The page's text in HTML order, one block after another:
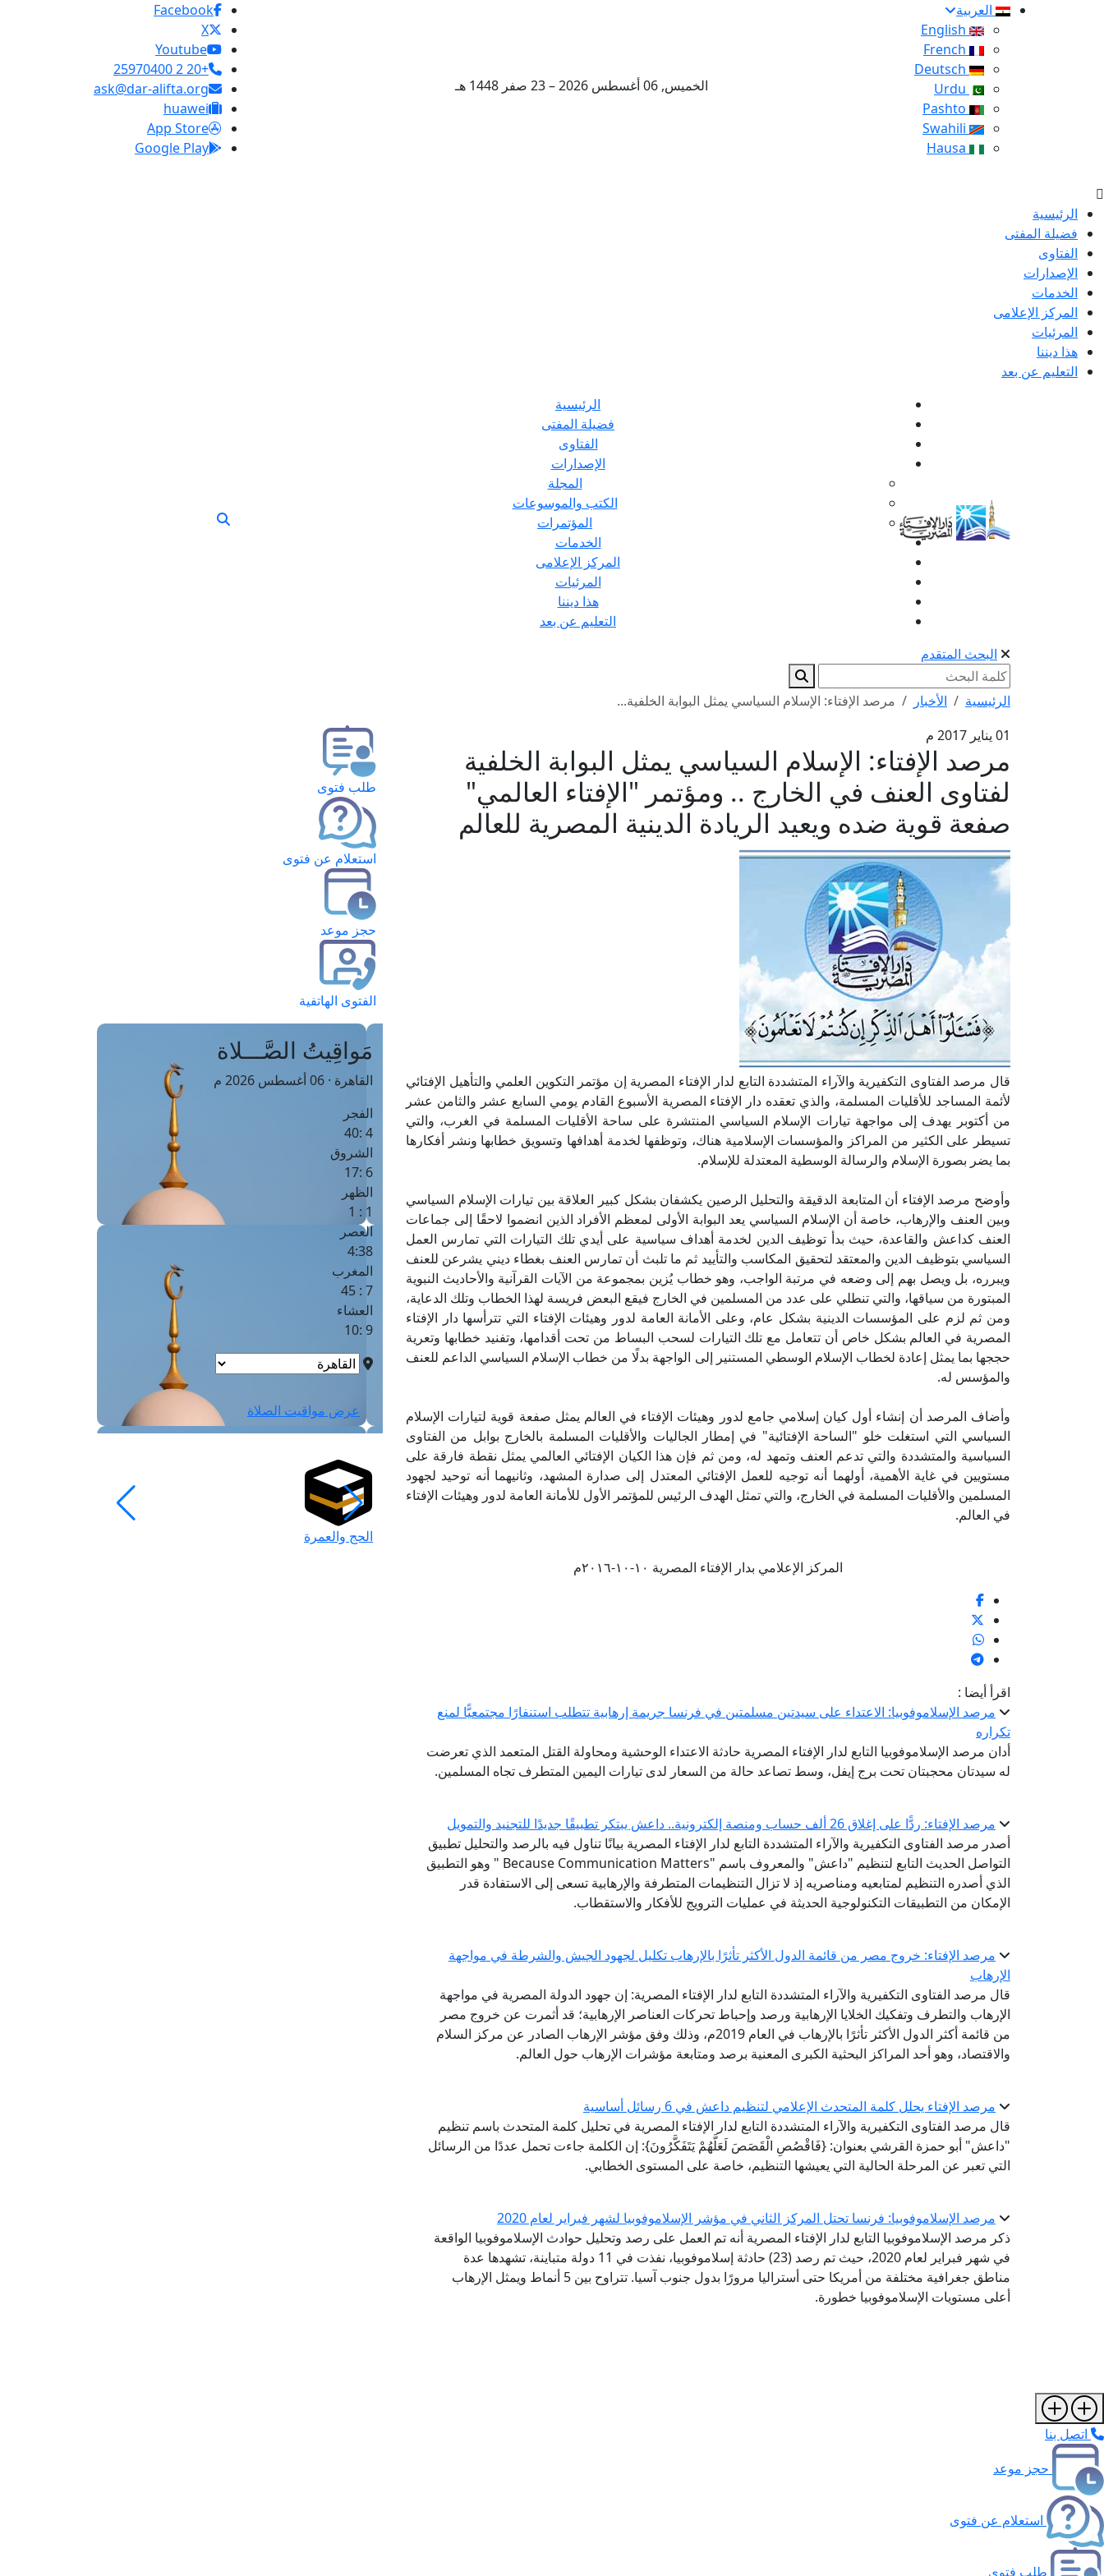
العربية
الخميس, 06 أغسطس 2026 – 23 صفر 1448 هـ
Facebook
X
Youtube
+20 2 25970400
ask@dar-alifta.org
huawei
App Store
Google Play
الرئيسية
فضيلة المفتى
الفتاوى
الإصدارات
الخدمات
المركز الإعلامى
المرئيات
هذا ديننا
التعليم عن بعد
الرئيسية
فضيلة المفتى
الفتاوى
الإصدارات
المجلة
الكتب والموسوعات
المؤتمرات
الخدمات
المركز الإعلامى
المرئيات
هذا ديننا
التعليم عن بعد
البحث المتقدم
الرئيسية الأخبار
مرصد الإفتاء: الإسلام السياسي يمثل البوابة الخلفية...
01 يناير 2017 م
مرصد الإفتاء: الإسلام السياسي يمثل البوابة الخلفية
لفتاوى العنف في الخارج .. ومؤتمر "الإفتاء العالمي"
صفعة قوية ضده ويعيد الريادة الدينية المصرية للعالم
قال مرصد الفتاوى التكفيرية والآراء المتشددة التابع لدار الإفتاء المصرية إن مؤتمر التكوين العلمي والتأهيل الإفتائي
لأئمة المساجد للأقليات المسلمة، والذي تعقده دار الإفتاء المصرية الأسبوع القادم يومي السابع عشر والثامن عشر
من أكتوبر يهدف إلى مواجهة تيارات الإسلام السياسي المنتشرة على ساحة الأقليات المسلمة في الغرب، والتي
تسيطر على الكثير من المراكز والمؤسسات الإسلامية هناك، وتوظفها لخدمة أهدافها وتسويق خطابها ونشر أفكارها
بما يضر بصورة الإسلام والرسالة الوسطية المعتدلة للإسلام.
وأوضح مرصد الإفتاء أن المتابعة الدقيقة والتحليل الرصين يكشفان بشكل كبير العلاقة بين تيارات الإسلام السياسي
وبين العنف والإرهاب، خاصة أن الإسلام السياسي يعد البوابة الأولى لمعظم الأفراد الذين انضموا لاحقًا إلى جماعات
العنف كداعش والقاعدة، حيث بدأ توظيف الدين لخدمة أهداف سياسية على أيدي تلك التيارات التي تمارس العمل
السياسي بتوظيف الدين والمعتقد لتحقيق المكاسب والتأييد ثم ما تلبث أن تمارس العنف بغطاء ديني يشرعن للعنف
ويبرره، بل ويصل بهم إلى وضعه في مرتبة الواجب، وهو خطاب يُزين بمجموعة من الآيات القرآنية والأحاديث النبوية
المبتورة من سياقها، والتي تنطلي على عدد من المسلمين في الخارج فيقع البعض فريسة لهذا الخطاب وتلك الدعاية،
ومن ثم لزم على المؤسسات الدينية بشكل عام، وعلى الأمانة العامة لدور وهيئات الإفتاء التي تترأسها دار الإفتاء
المصرية في العالم بشكل خاص أن تتعامل مع تلك التيارات لسحب البساط من تحت أقدامها، وتفنيد خطابها وتعرية
حججها بما يمثل إعادة لخطاب الإسلام الوسطي المستنير إلى الواجهة بدلًا من خطاب الإسلام السياسي الداعم للعنف
والمؤسس له.
وأضاف المرصد أن إنشاء أول كيان إسلامي جامع لدور وهيئات الإفتاء في العالم يمثل صفعة قوية لتيارات الإسلام
السياسي التي استغلت خلو "الساحة الإفتائية" في إمطار الجاليات والأقليات المسلمة بالخارج بوابل من الفتاوى
السياسية والمتشددة والتي تدعم العنف وتمهد له، ومن ثم فإن هذا الكيان الإفتائي العالمي يمثل نقطة فارقة على
مستويين في غاية الأهمية، أولهما أنه توجيه للعمل الإفتائي المعتدل إلى صدارة المشهد، وثانيهما أنه توحيد لجهود
المسلمين والأقليات المسلمة في الخارج، والتي تمثل الهدف الرئيس للمؤتمر الأول للأمانة العامة لدور وهيئات الإفتاء
في العالم.
المركز الإعلامي بدار الإفتاء المصرية ١٠-١٠-٢٠١٦م
اقرأ أيضا :
مرصد الإسلاموفوبيا: الاعتداء على سيدتين مسلمتين في فرنسا جريمة إرهابية تتطلب استنفارًا مجتمعيًّا لمنع
تكراره
أدان مرصد الإسلاموفوبيا التابع لدار الإفتاء المصرية حادثة الاعتداء الوحشية ومحاولة القتل المتعمد الذي تعرضت
له سيدتان محجبتان تحت برج إيفل، وسط تصاعد حالة من السعار لدى تيارات اليمين المتطرف تجاه المسلمين.
مرصد الإفتاء: ردًّا على إغلاق 26 ألف حساب ومنصة إلكترونية.. داعش يبتكر تطبيقًا جديدًا للتجنيد والتمويل
أصدر مرصد الفتاوى التكفيرية والآراء المتشددة التابع لدار الإفتاء المصرية بيانًا تناول فيه بالرصد والتحليل تطبيق
التواصل الحديث التابع لتنظيم "داعش" والمعروف باسم "Because Communication Matters " وهو التطبيق
الذي أصدره التنظيم لمتابعيه ومناصريه إذ لا تزال التنظيمات المتطرفة والإرهابية تسعى إلى الاستفادة قدر
الإمكان من التطبيقات التكنولوجية الحديثة في عمليات الترويج للأفكار والاستقطاب.
مرصد الإفتاء: خروج مصر من قائمة الدول الأكثر تأثرًا بالإرهاب تكليل لجهود الجيش والشرطة في مواجهة
الإرهاب
قال مرصد الفتاوى التكفيرية والآراء المتشددة التابع لدار الإفتاء المصرية: إن جهود الدولة المصرية في مواجهة
الإرهاب والتطرف وتفكيك الخلايا الإرهابية ورصد وإحباط تحركات العناصر الإرهابية؛ قد أثمرت عن خروج مصر
من قائمة أكثر الدول الأكثر تأثرًا بالإرهاب في العام 2019م، وذلك وفق مؤشر الإرهاب الصادر عن مركز السلام
والاقتصاد، وهو أحد المراكز البحثية الكبرى المعنية برصد ومتابعة مؤشرات الإرهاب حول العالم.
مرصد الإفتاء يحلل كلمة المتحدث الإعلامي لتنظيم داعش في 6 رسائل أساسية
قال مرصد الفتاوى التكفيرية والآراء المتشددة التابع لدار الإفتاء المصرية في تحليل كلمة المتحدث باسم تنظيم
"داعش" أبو حمزة القرشي بعنوان: {فَاقْصُصِ الْقَصَصَ لَعَلَّهُمْ يَتَفَكَّرُونَ}: إن الكلمة جاءت تحمل عددًا من الرسائل
التي تعبر عن المرحلة الحالية التي يعيشها التنظيم، خاصة على المستوى الخطابي.
مرصد الإسلاموفوبيا: فرنسا تحتل المركز الثاني في مؤشر الإسلاموفوبيا لشهر فبراير لعام 2020
ذكر مرصد الإسلاموفوبيا التابع لدار الإفتاء المصرية أنه تم العمل على رصد وتحليل حوادث الإسلاموفوبيا الواقعة
في شهر فبراير لعام 2020، حيث تم رصد (23) حادثة إسلاموفوبيا، نفذت في 11 دولة متباينة، تشهدها عدة
مناطق جغرافية مختلفة من أمريكا حتى أستراليا مرورًا بدول جنوب آسيا. تتراوح بين 5 أنماط ويمثل الإرهاب
أعلى مستويات الإسلاموفوبيا خطورة.
طلب فتوى
استعلام عن فتوى
حجز موعد
الفتوى الهاتفية
مَواقِيتُ الصَّـــلاة
القاهرة · 06 أغسطس 2026 م
الفجر
4 :40
الشروق
6 :17
الظهر
1 : 1
العصر
4:38
المغرب
7 : 45
العشاء
9 :10
عرض مواقيت الصلاة
الحج والعمرة
اتصل بنا
حجز موعد
استعلام عن فتوى
طلب فتوى